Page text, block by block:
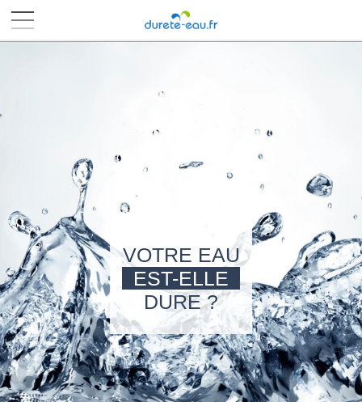
VOTRE EAU
EST-ELLE
DURE ?